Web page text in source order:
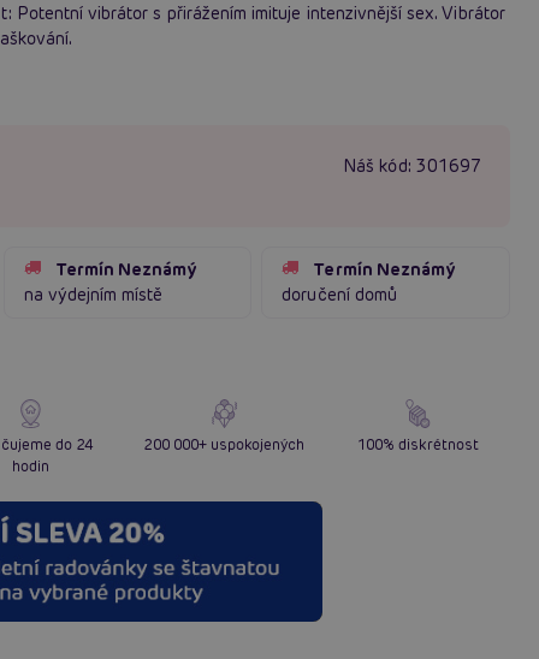
Potentní vibrátor s přirážením imituje intenzivnější sex. Vibrátor
Náš kód: 301697
Termín Neznámý
na výdejním místě
Termín Neznámý
doručení domů
do 24
hodin
200 000+ uspokojených 100% diskrétnost